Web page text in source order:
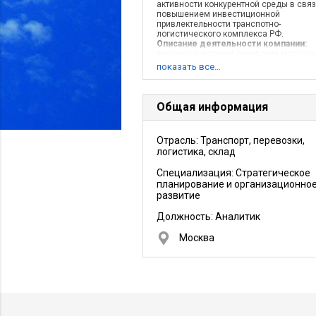
активности конкурентной среды в
повышением инвестиционной
привлектельности транспотно-
логистического комплекса РФ.
Описание деятельности компании:
грузов
показать все…
Общая информация
Отрасль: Транспорт, перевозки,
логистика, склад
Специализация: Стратегическое
планирование и организационное
развитие
Должность: Аналитик
Москва